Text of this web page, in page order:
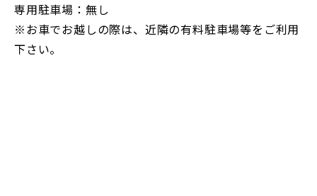
専用駐車場：無し
※お車でお越しの際は、近隣の有料駐車場等をご利用
下さい。